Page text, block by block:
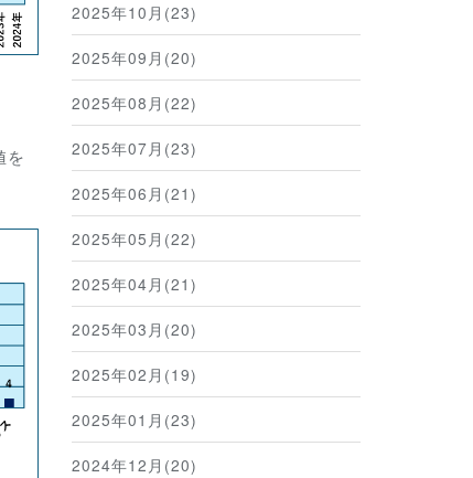
を
2025年10月(23)
2025年09月(20)
2025年08月(22)
2025年07月(23)
2025年06月(21)
2025年05月(22)
2025年04月(21)
2025年03月(20)
2025年02月(19)
2025年01月(23)
2024年12月(20)